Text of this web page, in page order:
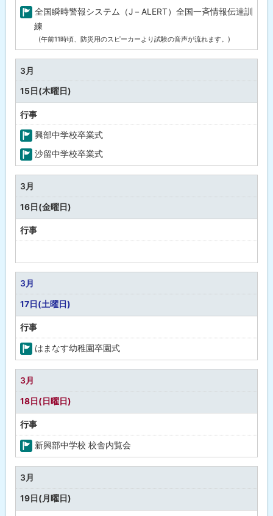
祉
事
全国瞬時警報システム（J－ALERT）全国一斉情報伝達訓
練
(午前11時頃、防災用のスピーカーより試験の音声が流れます。)
3月
15日(木曜日)
行事
町
の
行
事
興部中学校卒業式
町
の
行
事
沙留中学校卒業式
3月
16日(金曜日)
行事
定
な
し
3月
17日(土曜日)
行事
町
の
行
事
はまなす幼稚園卒園式
3月
18日(日曜日)
行事
町
の
行
事
新興部中学校 校舎内覧会
3月
19日(月曜日)